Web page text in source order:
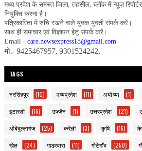
मध्य प्रदेश के समस्त जिला, तहसील, ब्लॉक में न्यूज़
नियुक्ति करना है।
पत्रिकारिता में रुचि रखने वाले युवक युवती संपर्क करें।
साथ ही समाचार एवं विज्ञापन हेतु संपर्क करें।
Email - care.newsexpress18@gmail.com
मो.- 9425467957, 9301524242,
TAGS
नरसिंहपुर (10) मध्यप्रदेश (11) अयोध्या (1)
इटारसी (16) उज्जैन (1) उत्तरप्रदेश (21)
ओबेदुल्लागंज (25) करेली (3) कृषि (16)
खेल (24) गाडरवारा (11) गोटेगाँव (250)